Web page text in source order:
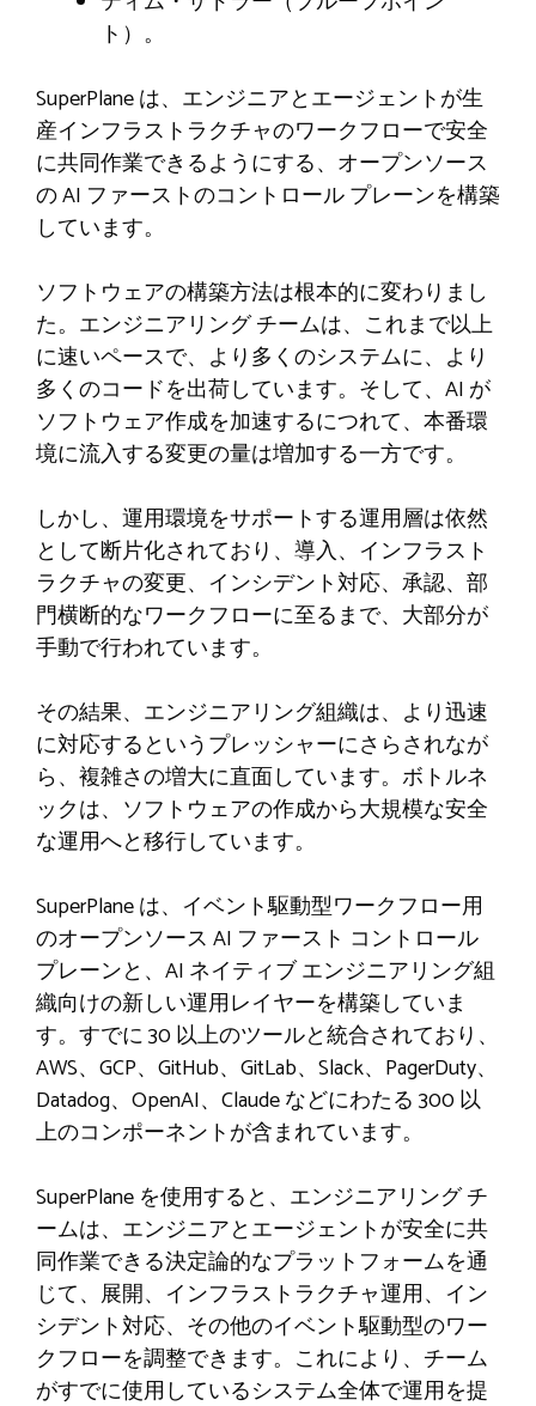
ト）。
SuperPlane は、エンジニアとエージェントが生
産インフラストラクチャのワークフローで安全
に共同作業できるようにする、オープンソース
の AI ファーストのコントロール プレーンを構築
しています。
ソフトウェアの構築方法は根本的に変わりまし
た。エンジニアリング チームは、これまで以上
に速いペースで、より多くのシステムに、より
多くのコードを出荷しています。そして、AI が
ソフトウェア作成を加速するにつれて、本番環
境に流入する変更の量は増加する一方です。
しかし、運用環境をサポートする運用層は依然
として断片化されており、導入、インフラスト
ラクチャの変更、インシデント対応、承認、部
門横断的なワークフローに至るまで、大部分が
手動で行われています。
その結果、エンジニアリング組織は、より迅速
に対応するというプレッシャーにさらされなが
ら、複雑さの増大に直面しています。ボトルネ
ックは、ソフトウェアの作成から大規模な安全
な運用へと移行しています。
SuperPlane は、イベント駆動型ワークフロー用
のオープンソース AI ファースト コントロール
プレーンと、AI ネイティブ エンジニアリング組
織向けの新しい運用レイヤーを構築していま
す。すでに 30 以上のツールと統合されており、
AWS、GCP、GitHub、GitLab、Slack、PagerDuty、
Datadog、OpenAI、Claude などにわたる 300 以
上のコンポーネントが含まれています。
SuperPlane を使用すると、エンジニアリング チ
ームは、エンジニアとエージェントが安全に共
同作業できる決定論的なプラットフォームを通
じて、展開、インフラストラクチャ運用、イン
シデント対応、その他のイベント駆動型のワー
クフローを調整できます。これにより、チーム
がすでに使用しているシステム全体で運用を提